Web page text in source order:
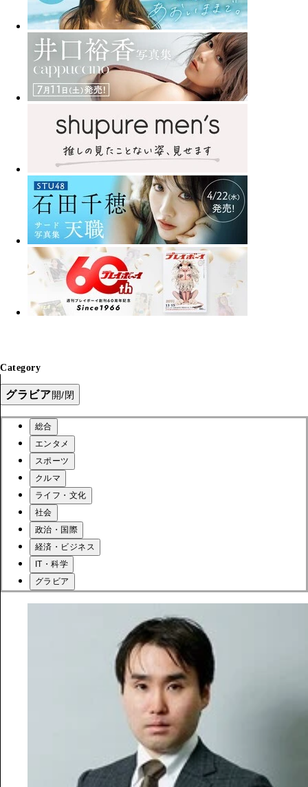
Category
グラビア開/閉
総合
エンタメ
スポーツ
クルマ
ライフ・文化
社会
政治・国際
経済・ビジネス
IT・科学
グラビア